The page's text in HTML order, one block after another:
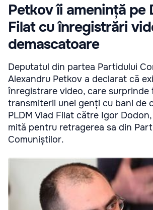
Petkov îi amenință pe
Filat cu înregistrări
demascatoare
Deputatul din partea Partidului
Alexandru Petkov a declarat că
înregistrare video, care surprinde
transmiterii unei genți cu bani de
PLDM Vlad Filat către Igor
mită pentru retragerea sa din
Comuniștilor.